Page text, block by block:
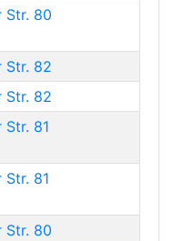
Str. 80
Str. 82
Str. 82
Str. 81
Str. 81
Str. 80